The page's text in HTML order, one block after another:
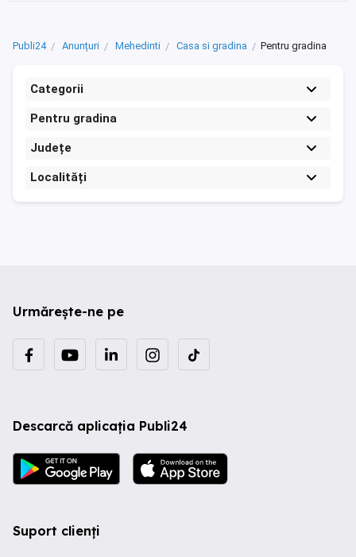
Publi24 Anunțuri Mehedinti Casa si gradina Pentru gradina
Categorii
Pentru gradina
Județe
Localități
Urmărește-ne pe
Descarcă aplicația Publi24
Suport clienți